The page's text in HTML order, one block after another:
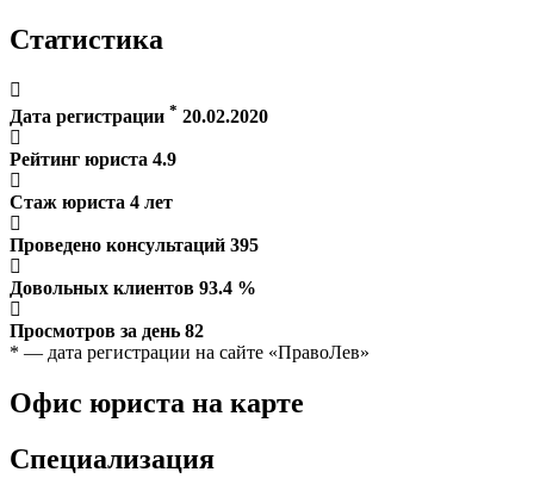
Статистика
Дата регистрации * 20.02.2020
Рейтинг юриста 4.9
Стаж юриста 4 лет
Проведено консультаций 395
Довольных клиентов 93.4 %
Просмотров за день 82
* — дата регистрации на сайте «ПравоЛев»
Офис юриста на карте
Специализация